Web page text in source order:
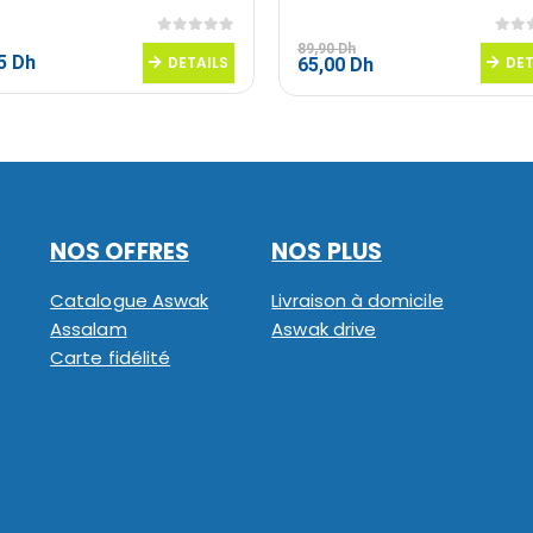
0sur 5
Dh DETAILS
0sur
89,90Dh
Le
prix
initial
65,00 DhLe
actuel
NOS OFFRES
Catalogue Aswak
Assalam
Carte fidélité
NOS PLUS
Livraison à domicile
Aswak drive